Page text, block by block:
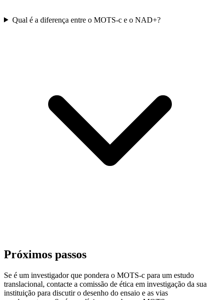
Qual é a diferença entre o MOTS-c e o NAD+?
Próximos passos
Se é um investigador que pondera o MOTS-c para um estudo
translacional, contacte a comissão de ética em investigação da sua
instituição para discutir o desenho do ensaio e as vias